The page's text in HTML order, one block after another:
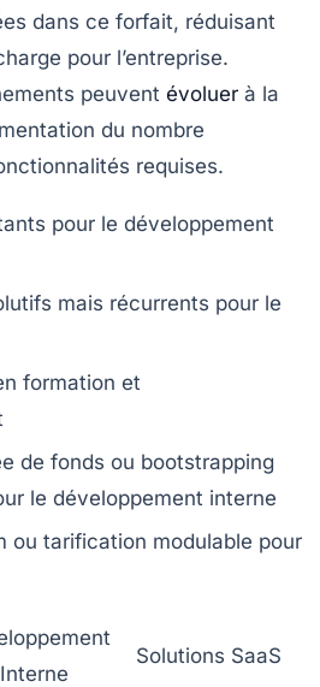
dans ce forfait, réduisant
pour l’entreprise.
peuvent évoluer à la
du nombre
requises.
pour le développement
mais récurrents pour le
formation et
de fonds ou bootstrapping
le développement interne
ou tarification modulable pour
Interne
Solutions SaaS